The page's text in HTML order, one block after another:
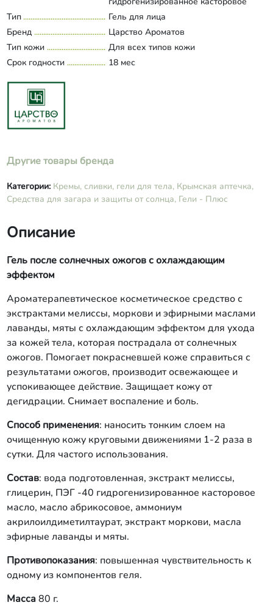
масло, масло абрикосовое, аммониум
акрилоилдиметилтаурат, экстракт
моркови, масла эфирные лаванды и
мяты.
Развернуть состав
Тип
Гель для лица
Бренд
Царство Ароматов
Тип кожи
Для всех типов кожи
Срок годности
18 мес
Другие товары бренда
Категории: Кремы, сливки, гели для тела, Крымская аптечка,
Средства для загара и защиты от солнца, Гели - Плюс
Описание
Гель после солнечных ожогов с охлаждающим
эффектом
Ароматерапевтическое косметическое средство с
экстрактами мелиссы, моркови и эфирными маслами
лаванды, мяты с охлаждающим эффектом для ухода
за кожей тела, которая пострадала от солнечных
ожогов. Помогает покрасневшей коже справиться с
результатами ожогов, производит освежающее и
успокивающее действие. Защищает кожу от
дегидрации. Снимает воспаление и боль.
Способ применения: наносить тонким слоем на
очищенную кожу круговыми движениями 1-2 раза в
сутки. Для частого использования.
Состав: вода подготовленная, экстракт мелиссы,
глицерин, ПЭГ -40 гидрогенизированное касторовое
масло, масло абрикосовое, аммониум
акрилоилдиметилтаурат, экстракт моркови, масла
эфирные лаванды и мяты.
Противопоказания: повышенная чувствительность к
одному из компонентов геля.
Масса80 г.